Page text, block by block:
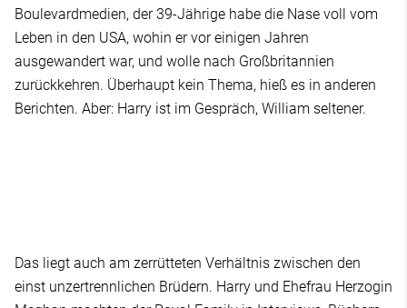
Boulevardmedien, der 39-Jährige habe die Nase voll vom
Leben in den USA, wohin er vor einigen Jahren
ausgewandert war, und wolle nach Großbritannien
zurückkehren. Überhaupt kein Thema, hieß es in anderen
Berichten. Aber: Harry ist im Gespräch, William seltener.
Das liegt auch am zerrütteten Verhältnis zwischen den
einst unzertrennlichen Brüdern. Harry und Ehefrau Herzogin